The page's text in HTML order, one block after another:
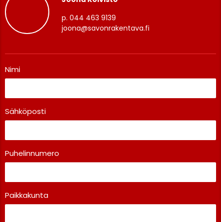
p. 044 463 9139
joona@savonrakentava.fi
Nimi
Sähköposti
Puhelinnumero
Paikkakunta